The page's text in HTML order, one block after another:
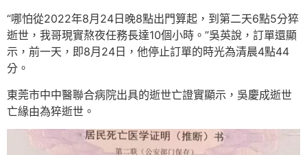
“哪怕從2022年8月24日晚8點出門算起，到第二天6點5分猝
逝世，我哥現實熬夜任務長達10個小時。”吳英說，訂單還顯
示，前一天，即8月24日，他停止訂單的時光為清晨4點44
分。
東莞市中中醫聯合病院出具的逝世亡證實顯示，吳慶成逝世
亡緣由為猝逝世。